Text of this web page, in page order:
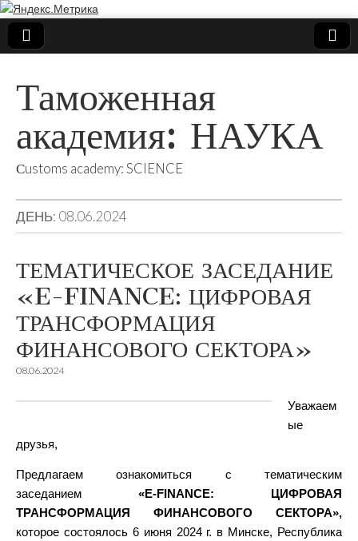
Таможенная
академия: НАУКА
Сustoms academy: SCIENCE
ДЕНЬ: 08.06.2024
ТЕМАТИЧЕСКОЕ ЗАСЕДАНИЕ
«E-FINANCE: ЦИФРОВАЯ
ТРАНСФОРМАЦИЯ
ФИНАНСОВОГО СЕКТОРА»
08.06.2024
Уважаем
ые
друзья,
Предлагаем ознакомиться с тематическим
заседанием «E-FINANCE: ЦИФРОВАЯ
ТРАНСФОРМАЦИЯ ФИНАНСОВОГО СЕКТОРА»,
которое состоялось 6 июня 2024 г. в Минске, Республика